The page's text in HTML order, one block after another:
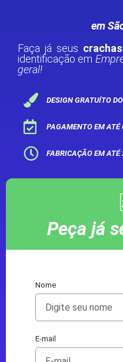
em
Faça já seus
identificação em
geral!
DESIGN GRATUÍTO
PAGAMENTO EM ATÉ
FABRICAÇÃO EM ATÉ
Peça já
Nome
E-mail